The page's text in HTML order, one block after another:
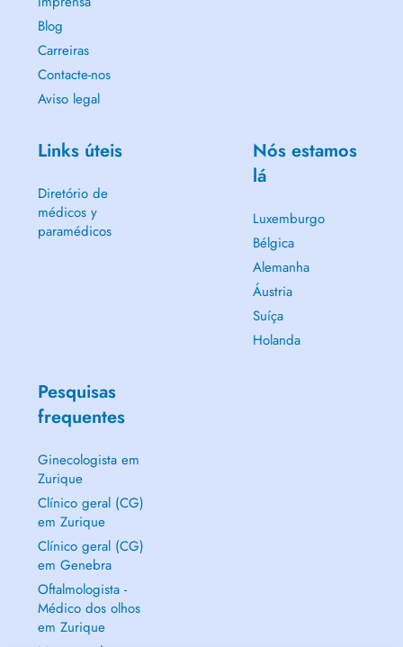
Blog
Carreiras
Contacte-nos
Aviso legal
Links úteis
Diretório de
médicos y
paramédicos
Nós estamos
lá
Luxemburgo
Bélgica
Alemanha
Áustria
Suíça
Holanda
Pesquisas
frequentes
Ginecologista em
Zurique
Clínico geral (CG)
em Zurique
Clínico geral (CG)
em Genebra
Oftalmologista -
Médico dos olhos
em Zurique